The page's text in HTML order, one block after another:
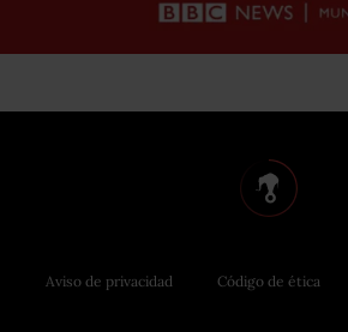
Aviso de privacidad Código de ética